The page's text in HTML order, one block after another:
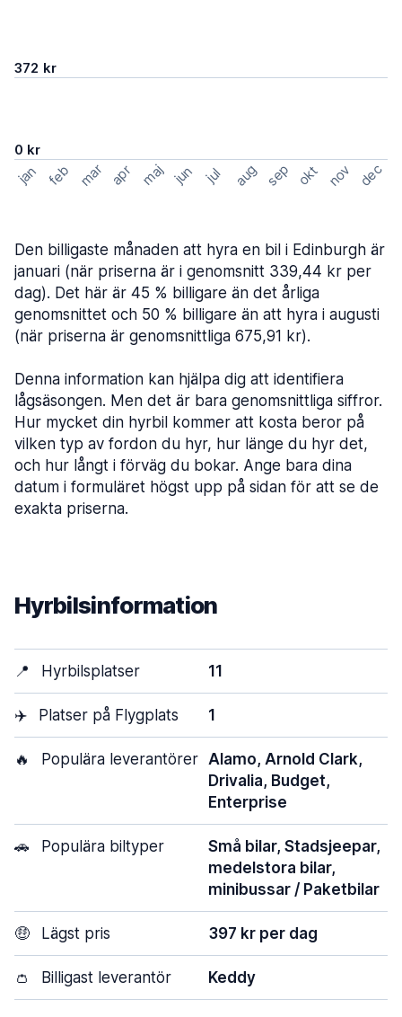
372 kr
0 kr
jan feb mar apr maj jun jul aug sep okt nov dec
Den billigaste månaden att hyra en bil i Edinburgh är
januari (när priserna är i genomsnitt 339,44 kr per
dag). Det här är 45 % billigare än det årliga
genomsnittet och 50 % billigare än att hyra i augusti
(när priserna är genomsnittliga 675,91 kr).
Denna information kan hjälpa dig att identifiera
lågsäsongen. Men det är bara genomsnittliga siffror.
Hur mycket din hyrbil kommer att kosta beror på
vilken typ av fordon du hyr, hur länge du hyr det,
och hur långt i förväg du bokar. Ange bara dina
datum i formuläret högst upp på sidan för att se de
exakta priserna.
Hyrbilsinformation
📍 Hyrbilsplatser 11
✈️ Platser på Flygplats 1
🔥 Populära leverantörer Alamo, Arnold Clark,
Drivalia, Budget,
Enterprise
🚗 Populära biltyper
Små bilar, Stadsjeepar,
medelstora bilar,
minibussar / Paketbilar
🤑 Lägst pris 397 kr per dag
👛 Billigast leverantör Keddy